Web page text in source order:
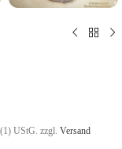
UStG. zzgl. Versand